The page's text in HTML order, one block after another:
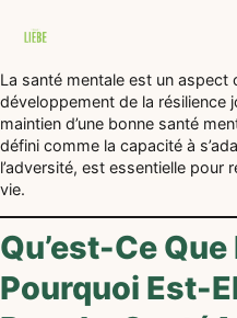
La santé mentale est un aspect
développement de la résilience
maintien d’une bonne santé
défini comme la capacité à
l’adversité, est essentielle pour
vie.
Qu’est-Ce
Pourquoi Est-